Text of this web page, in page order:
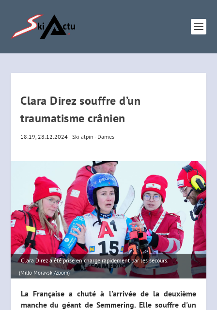
Clara Direz souffre d’un
traumatisme crânien
18:19, 28.12.2024 |Ski alpin - Dames
Clara Direz a été prise en charge rapidement par les secours.
(Millo Moravski/Zoom)
La Française a chuté à l'arrivée de la deuxième
manche du géant de Semmering. Elle souffre d'un